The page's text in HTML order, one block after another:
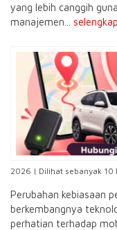
yang lebih canggih
manajemen...
2026 | Dilihat sebanyak 10
Perubahan kebiasaan
berkembangnya
perhatian terhadap